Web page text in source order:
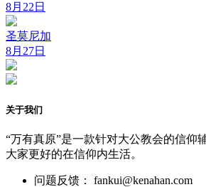
8月22日
圣莫尼加
8月27日
关于我们
“万有真原”是一款针对大公教会的信仰
大家更好的在信仰内生活。
问题反馈： fankui@kenahan.com